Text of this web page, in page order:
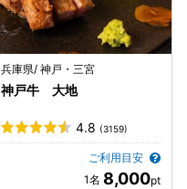
兵庫県/ 神戸・三宮
神戸牛 大地
4.8 (3159)
ご利用目安
8,000